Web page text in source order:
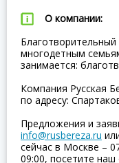
О компании:
многодетным
занимается:
Компания Русская
по адресу:
Предложения и
info@rusbereza.ru
сейчас в Москве –
09:00, посетите